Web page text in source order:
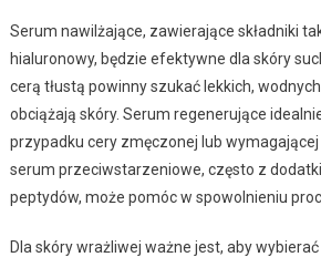
Serum nawilżające, zawierające składniki
hialuronowy, będzie efektywne dla skóry
cerą tłustą powinny szukać lekkich,
obciążają skóry. Serum regenerujące
przypadku cery zmęczonej lub
serum przeciwstarzeniowe, często z
peptydów, może pomóc w spowolnieniu
Dla skóry wrażliwej ważne jest, aby